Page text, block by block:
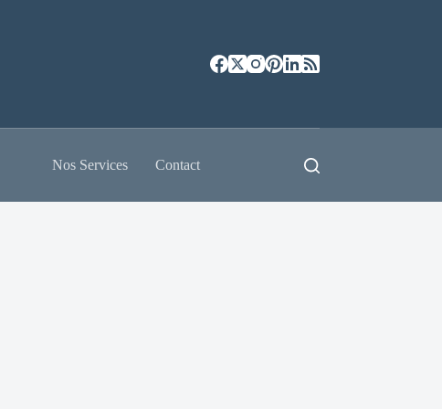
Nos Services Contact